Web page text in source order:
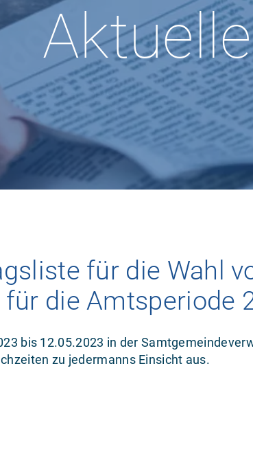
für die Wahl
die Amtsperiode
bis 12.05.2023 in der
zu jedermanns Einsicht aus.